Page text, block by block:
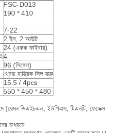
FSC-D013
190 * 410
7-22
2 ইন, 2 আউট
24 (একক ফাইবার)
4
96 (সিঙ্গেল)
থ্রেড যান্ত্রিক সিল স্ক্রু
15.5 / 4pcs
550 * 450 * 480
(যেমন ডিএইচএল, ইউপিএস, টিএনটি, ফেডেক্স
মাধ্যমে